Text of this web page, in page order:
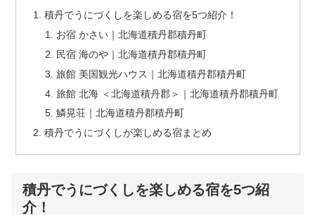
積丹でうにづくしを楽しめる宿を5つ紹介！
お宿 かさい｜北海道積丹郡積丹町
民宿 海のや｜北海道積丹郡積丹町
旅館 美国観光ハウス｜北海道積丹郡積丹町
旅館 北海 ＜北海道積丹郡＞｜北海道積丹郡積丹町
鱗晃荘｜北海道積丹郡積丹町
積丹でうにづくしが楽しめる宿まとめ
積丹でうにづくしを楽しめる宿を5つ紹
介！